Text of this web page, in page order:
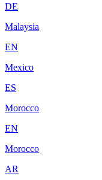
DE
Malaysia
EN
Mexico
ES
Morocco
EN
Morocco
AR